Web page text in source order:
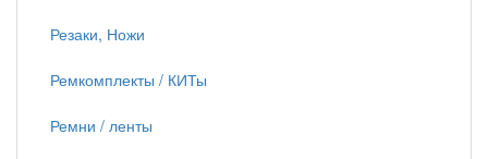
Резаки, Ножи
Ремкомплекты / КИТы
Ремни / ленты